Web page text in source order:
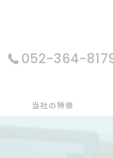
052-364-
当社の特徴